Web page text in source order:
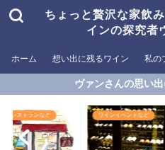
ちょっと贅沢な家飲
インの探究
ホーム 想い出に残るワイン 私の
ヴァンさんの思い
るレストランなど ワインイベントなど